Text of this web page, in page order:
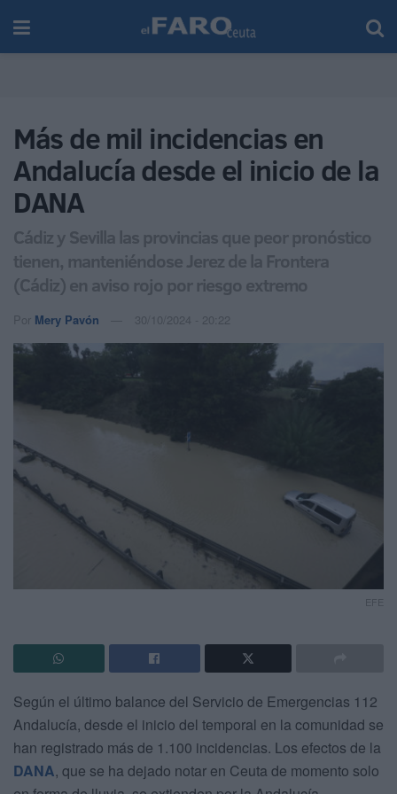
Más de mil incidencias en
Andalucía desde el inicio de la
DANA
Cádiz y Sevilla las provincias que peor pronóstico
tienen, manteniéndose Jerez de la Frontera
(Cádiz) en aviso rojo por riesgo extremo
Por Mery Pavón 30/10/2024 - 20:22
EFE
Según el último balance del Servicio de Emergencias 112
Andalucía, desde el inicio del temporal en la comunidad se
han registrado más de 1.100 incidencias. Los efectos de la
DANA, que se ha dejado notar en Ceuta de momento solo